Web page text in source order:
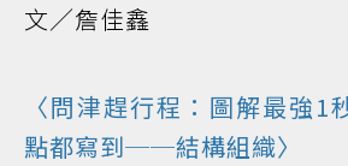
文／詹佳鑫
〈問津趕行程：圖解最強1
點都寫到──結構組織〉